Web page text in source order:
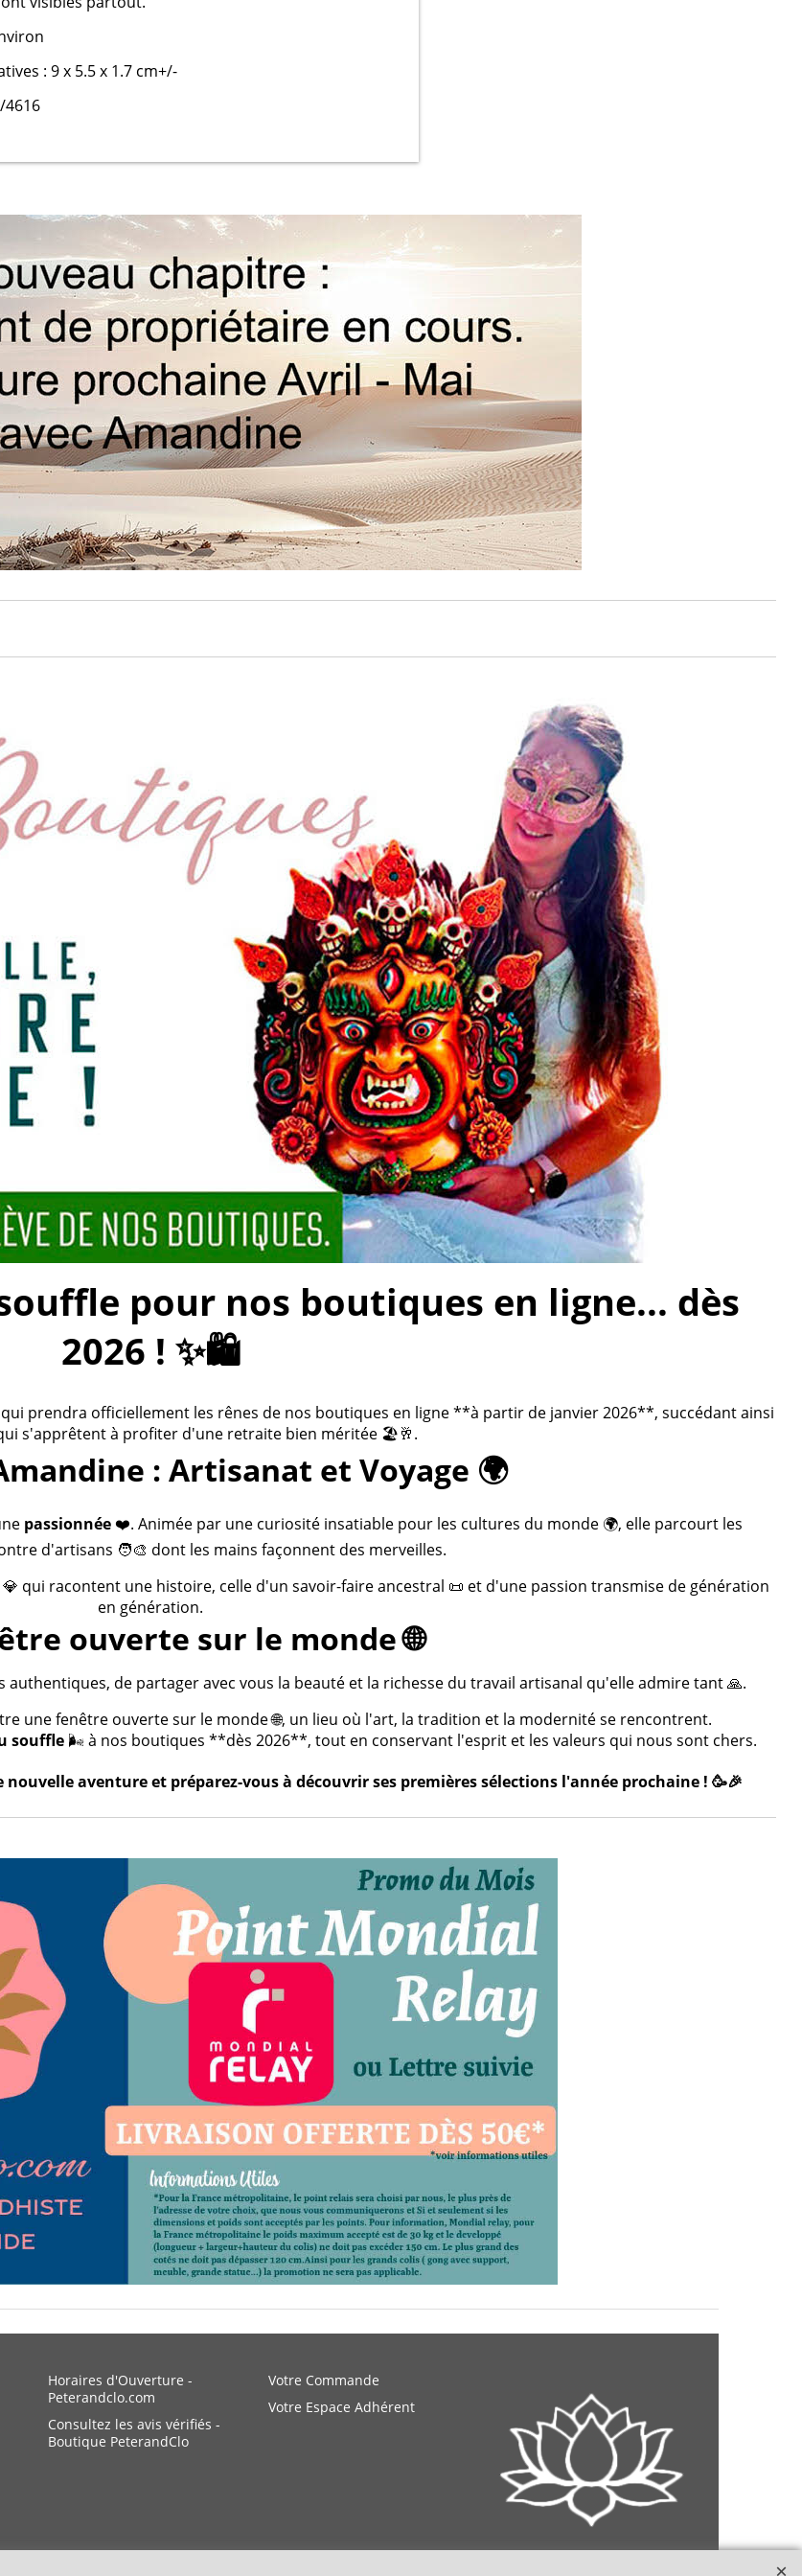
: 9 x 5.5 x 1.7 cm+/-
4616
pour nos boutiques en ligne... dès
2026 ! ✨🛍️
prendra officiellement les rênes de nos boutiques en ligne **à partir de janvier 2026**, succédant ainsi
s'apprêtent à profiter d'une retraite bien méritée 🏖️🥂.
: Artisanat et Voyage 🌍
passionnée❤️. Animée par une curiosité insatiable pour les cultures du monde 🌍, elle parcourt les
d'artisans 🧑‍🎨 dont les mains façonnent des merveilles.
qui racontent une histoire, celle d'un savoir-faire ancestral 📜 et d'une passion transmise de génération
en génération.
ouverte sur le monde 🌐
de partager avec vous la beauté et la richesse du travail artisanal qu'elle admire tant 🙏.
une fenêtre ouverte sur le monde 🌐, un lieu où l'art, la tradition et la modernité se rencontrent.
souffle🌬️ à nos boutiques **dès 2026**, tout en conservant l'esprit et les valeurs qui nous sont chers.
aventure et préparez-vous à découvrir ses premières sélections l'année prochaine ! 🥳🎉
Horaires d'Ouverture -
Peterandclo.com
Consultez les avis vérifiés -
Boutique PeterandClo
Votre Commande
Votre Espace Adhérent